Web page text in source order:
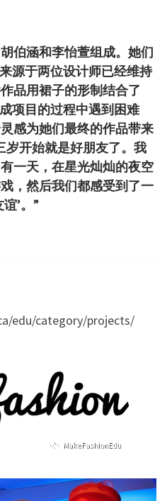
伯涵和李怡萱组成。 她们
源于两位设计师已经维持
品用裙子的形制结合了
项目的过程中遇到困难
感为她们最终的作品带来
岁开始就是好朋友了。我
一天，在星光灿灿的夜空
，然后我们都感受到了一
’。”
edu/category/projects/